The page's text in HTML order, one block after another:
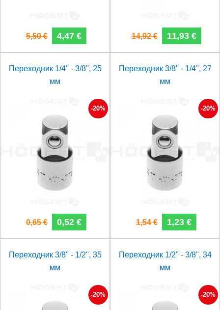
5,59 € 4,47 € 14,92 € 11,93 €
Переходник 1/4'' - 3/8'', 25
мм
-20%
0,65 € 0,52 €
Переходник 3/8'' - 1/4'', 27
мм
-20%
1,54 € 1,23 €
Переходник 3/8'' - 1/2'', 35
мм
-20%
Переходник 1/2'' - 3/8'', 34
мм
-20%